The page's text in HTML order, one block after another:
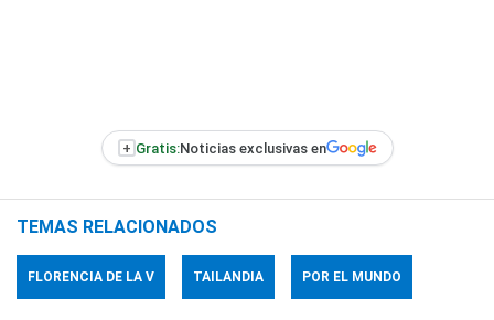
+ Gratis:Noticias exclusivas en
TEMAS RELACIONADOS
FLORENCIA DE LA V TAILANDIA POR EL MUNDO